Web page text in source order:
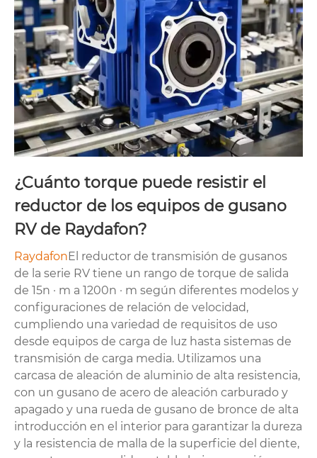
¿Cuánto torque puede resistir el
reductor de los equipos de gusano
RV de Raydafon?
RaydafonEl reductor de transmisión de gusanos
de la serie RV tiene un rango de torque de salida
de 15n · m a 1200n · m según diferentes modelos y
configuraciones de relación de velocidad,
cumpliendo una variedad de requisitos de uso
desde equipos de carga de luz hasta sistemas de
transmisión de carga media. Utilizamos una
carcasa de aleación de aluminio de alta resistencia,
con un gusano de acero de aleación carburado y
apagado y una rueda de gusano de bronce de alta
introducción en el interior para garantizar la dureza
y la resistencia de malla de la superficie del diente,